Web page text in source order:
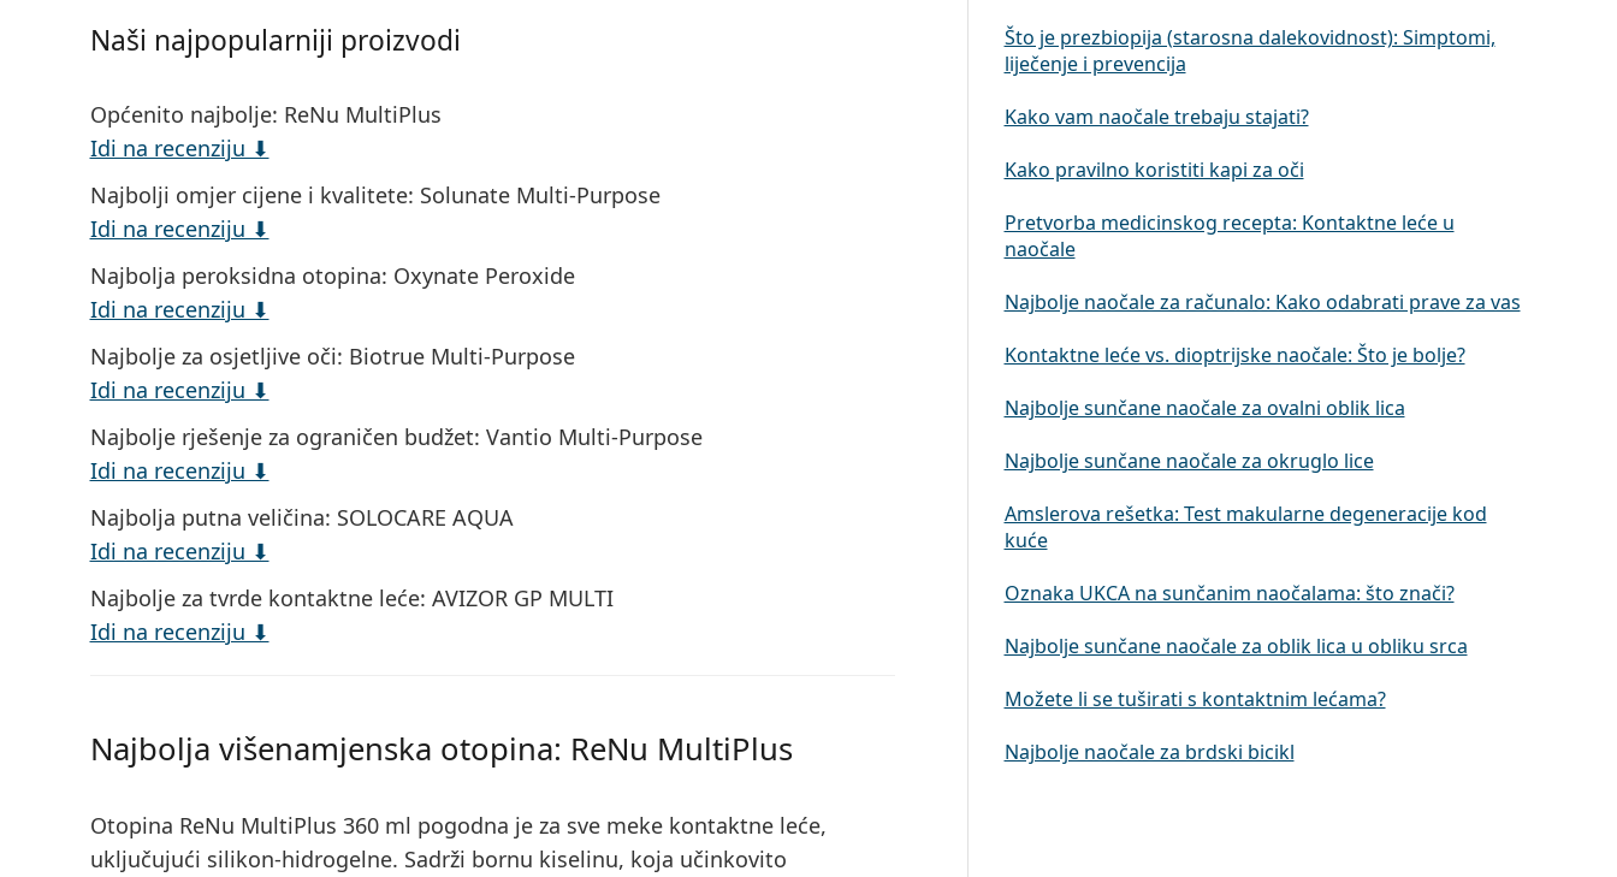
Naši najpopularniji proizvodi
Općenito najbolje: ReNu MultiPlus
Idi na recenziju ⬇
Najbolji omjer cijene i kvalitete: Solunate Multi-Purpose
Idi na recenziju ⬇
Najbolja peroksidna otopina: Oxynate Peroxide
Idi na recenziju ⬇
Najbolje za osjetljive oči: Biotrue Multi-Purpose
Idi na recenziju ⬇
Najbolje rješenje za ograničen budžet: Vantio Multi-Purpose
Idi na recenziju ⬇
Najbolja putna veličina: SOLOCARE AQUA
Idi na recenziju ⬇
Najbolje za tvrde kontaktne leće: AVIZOR GP MULTI
Idi na recenziju ⬇
Najbolja višenamjenska otopina: ReNu MultiPlus
Otopina ReNu MultiPlus 360 ml pogodna je za sve meke kontaktne leće,
uključujući silikon-hidrogelne. Sadrži bornu kiselinu, koja učinkovito
Što je prezbiopija (starosna dalekovidnost): Simptomi,
liječenje i prevencija
Kako vam naočale trebaju stajati?
Kako pravilno koristiti kapi za oči
Pretvorba medicinskog recepta: Kontaktne leće u
naočale
Najbolje naočale za računalo: Kako odabrati prave za vas
Kontaktne leće vs. dioptrijske naočale: Što je bolje?
Najbolje sunčane naočale za ovalni oblik lica
Najbolje sunčane naočale za okruglo lice
Amslerova rešetka: Test makularne degeneracije kod
kuće
Oznaka UKCA na sunčanim naočalama: što znači?
Najbolje sunčane naočale za oblik lica u obliku srca
Možete li se tuširati s kontaktnim lećama?
Najbolje naočale za brdski bicikl